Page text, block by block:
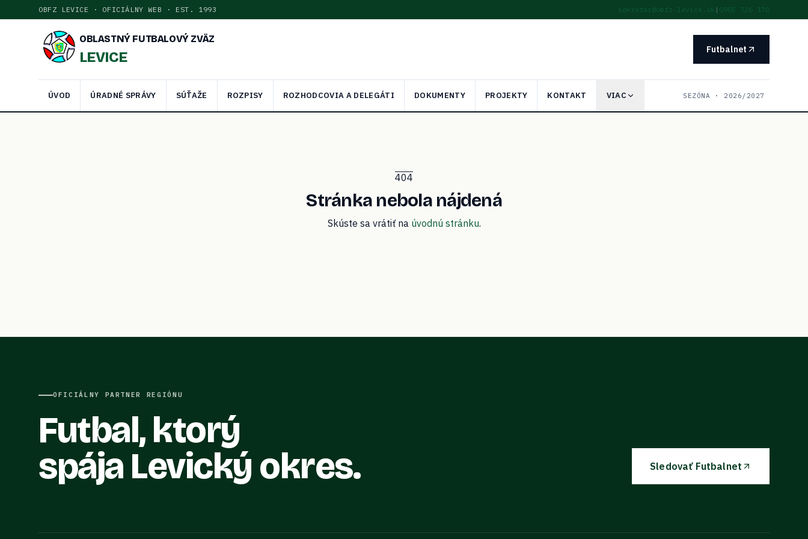
OBFZ LEVICE · OFICIÁLNY WEB · EST. 1993 sekretar@obfz-levice.sk | 0905 726 170
OBLASTNÝ FUTBALOVÝ ZVÄZ
LEVICE Futbalnet
ÚVOD ÚRADNÉ SPRÁVY SÚŤAŽE ROZPISY ROZHODCOVIA A DELEGÁTI DOKUMENTY PROJEKTY KONTAKT VIAC SEZÓNA · 2026/2027
404
Stránka nebola nájdená
Skúste sa vrátiť na úvodnú stránku.
OFICIÁLNY PARTNER REGIÓNU
Futbal, ktorý
spája Levický okres.
Sledovať Futbalnet